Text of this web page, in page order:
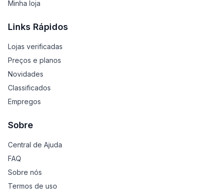
Minha loja
Links Rápidos
Lojas verificadas
Preços e planos
Novidades
Classificados
Empregos
Sobre
Central de Ajuda
FAQ
Sobre nós
Termos de uso